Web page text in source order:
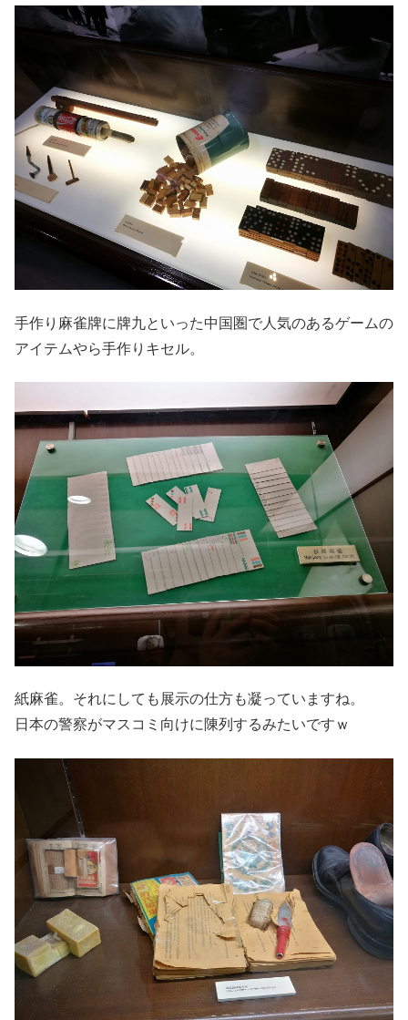
手作り麻雀牌に牌九といった中国圏で人気のあるゲームの
アイテムやら手作りキセル。
紙麻雀。それにしても展示の仕方も凝っていますね。
日本の警察がマスコミ向けに陳列するみたいですｗ